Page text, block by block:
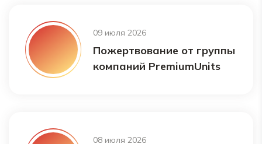
09 июля 2026
Пожертвование от группы
компаний PremiumUnits
08 июля 2026